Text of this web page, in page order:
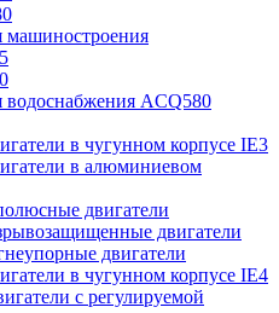
ACQ580
в чугунном корпусе IE3
в алюминиевом
двигатели
двигатели
двигатели
в чугунном корпусе IE4
с регулируемой